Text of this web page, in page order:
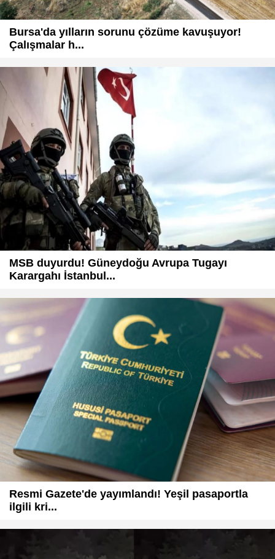
Bursa'da yılların sorunu çözüme kavuşuyor!
Çalışmalar h...
MSB duyurdu! Güneydoğu Avrupa Tugayı
Karargahı İstanbul...
Resmi Gazete'de yayımlandı! Yeşil pasaportla
ilgili kri...